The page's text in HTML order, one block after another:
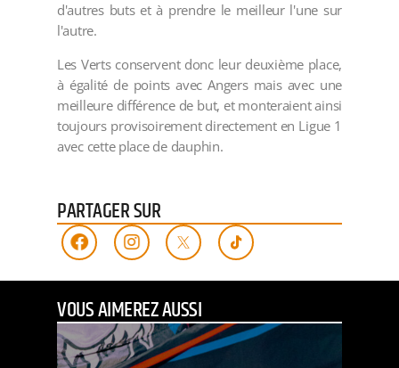
d'autres buts et à prendre le meilleur l'une sur
l'autre.
Les Verts conservent donc leur deuxième place,
à égalité de points avec Angers mais avec une
meilleure différence de but, et monteraient ainsi
toujours provisoirement directement en Ligue 1
avec cette place de dauphin.
PARTAGER SUR
VOUS AIMEREZ AUSSI